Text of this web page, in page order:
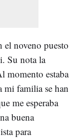
el noveno puesto
Su nota la
momento estaba
mi familia se han
me esperaba
buena
para